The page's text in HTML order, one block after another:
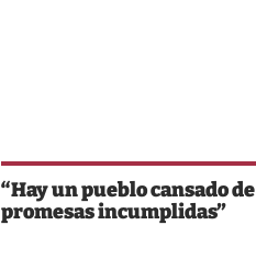
“Hay un pueblo cansado de
promesas incumplidas”